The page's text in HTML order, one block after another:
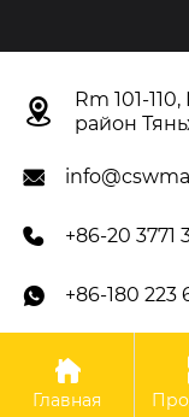

Rm 101-
район

 +86-20 3771
 +86-180 223
Авторское
Limited

Главная